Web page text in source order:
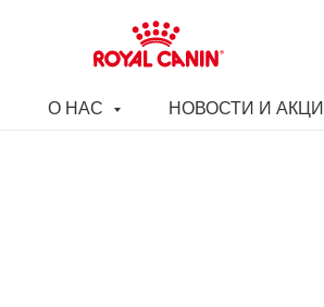
О НАС НОВОСТИ И